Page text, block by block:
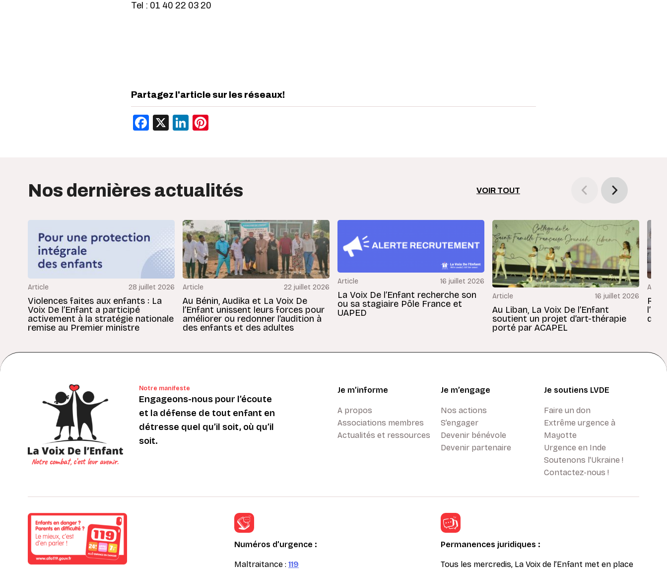
Tel : 01 40 22 03 20
Partagez l'article sur les réseaux!
Facebook
X LinkedIn
Nos dernières actualités VOIR TOUT
Article 28 juillet 2026
Violences faites aux enfants : La
Voix De l’Enfant a participé
activement à la stratégie nationale
remise au Premier ministre
Article 22 juillet 2026
Au Bénin, Audika et La Voix De
l’Enfant unissent leurs forces pour
améliorer ou redonner l’audition à
des enfants et des adultes
Article 16 juillet 2026
La Voix De l’Enfant recherche son
ou sa stagiaire Pôle France et
UAPED
Article 16 juillet 2026
Au Liban, La Voix De l’Enfant
soutient un projet d’art-thérapie
porté par ACAPEL
Notre manifeste
Engageons-nous pour l’écoute
et la défense de tout enfant en
détresse quel qu’il soit, où qu’il
soit.
Je m’informe
A propos
Associations membres
Actualités et ressources
Je m’engage
Nos actions
S’engager
Devenir bénévole
Devenir partenaire
Je soutiens LVDE
Faire un don
Extrême urgence à
Mayotte
Urgence en Inde
Soutenons l'Ukraine !
Contactez-nous !
Numéros d’urgence :
Maltraitance : 119
Permanences juridiques :
Tous les mercredis, La Voix de l’Enfant met en place